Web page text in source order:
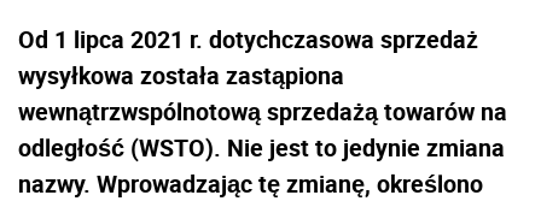
Od 1 lipca 2021 r. dotychczasowa sprzedaż
wysyłkowa została zastąpiona
wewnątrzwspólnotową sprzedażą towarów na
odległość (WSTO). Nie jest to jedynie zmiana
nazwy. Wprowadzając tę zmianę, określono